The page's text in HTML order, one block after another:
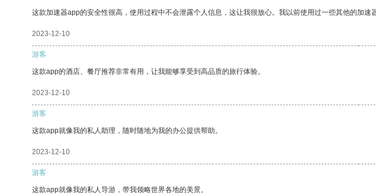
这款加速器app的安全性很高，使用过程中不会泄露个人信息，这让我很放心。我以前使用过一些其他的加速
2023-12-10
游客
这款app的酒店、餐厅推荐非常有用，让我能够享受到高品质的旅行体验。
2023-12-10
游客
这款app就像我的私人助理，随时随地为我的办公提供帮助。
2023-12-10
游客
这款app就像我的私人导游，带我领略世界各地的美景。